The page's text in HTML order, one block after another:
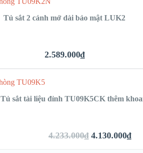
Tủ sắt 2 cánh mở dài bảo mật LUK2
2.589.000₫
Tủ sắt tài liệu đỉnh TU09K5CK thêm
4.233.000₫ 4.130.000₫